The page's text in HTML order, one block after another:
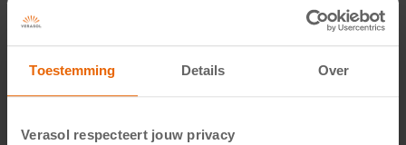
Toestemming Details Over
Verasol respecteert jouw privacy